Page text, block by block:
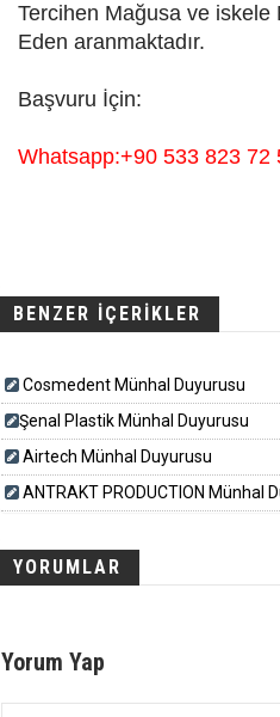
Tercihen Mağusa ve iskele
Eden aranmaktadır.
Başvuru İçin:
Whatsapp:+90 533 823 72
BENZER İÇERİKLER
Cosmedent Münhal Duyurusu
​​​Şenal Plastik Münhal Duyurusu
Airtech Münhal Duyurusu
ANTRAKT PRODUCTION Münhal
YORUMLAR
Yorum Yap